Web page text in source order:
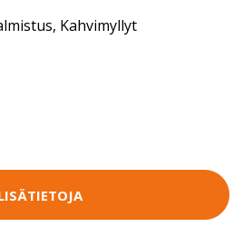
, Kahvimyllyt